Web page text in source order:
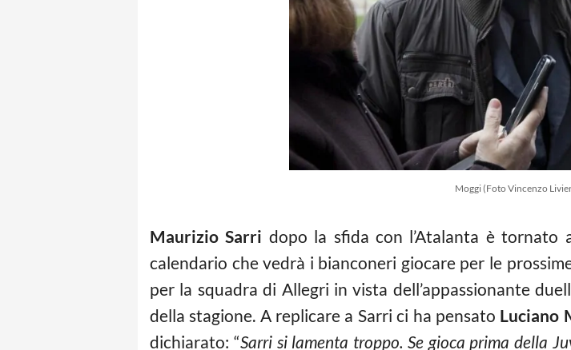
Moggi (Foto Vincenzo
Maurizio Sarri dopo la sfida con l’Atalanta è tornato
calendario che vedrà i bianconeri giocare per le
per la squadra di Allegri in vista dell’appassionante
della stagione. A replicare a Sarri ci ha pensato Luciano
dichiarato: “Sarri si lamenta troppo. Se gioca prima della